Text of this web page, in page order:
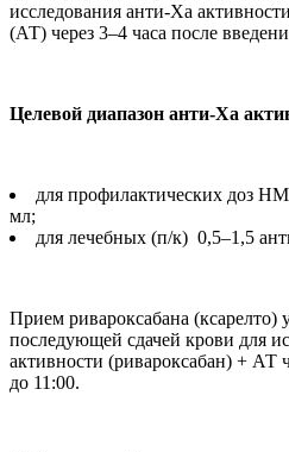
исследования анти-Ха
(АТ) через 3–4 часа после
Целевой диапазон анти-Ха
для профилактических доз
мл;
для лечебных (п/к) 0,5–1,5
Прием ривароксабана (ксарелто)
последующей сдачей крови для
активности (ривароксабан) + АТ
до 11:00.